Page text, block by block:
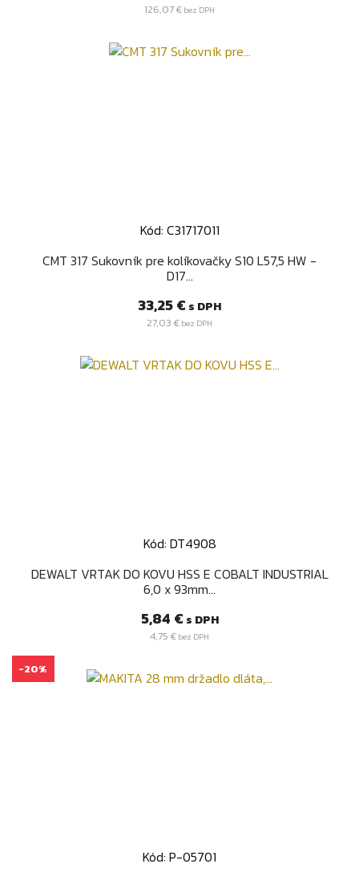
126,07 € bez DPH
Kód: C31717011
CMT 317 Sukovník pre kolíkovačky S10 L57,5 HW -
D17...
Cena
33,25 € s DPH
27,03 € bez DPH
Kód: DT4908
DEWALT VRTAK DO KOVU HSS E COBALT INDUSTRIAL
6,0 x 93mm...
Cena
5,84 € s DPH
4,75 € bez DPH
Kód: P-05701
-20%